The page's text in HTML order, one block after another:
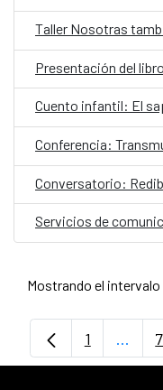
Taller Nosotras
Presentación del
Conferencia:
Conversatorio:
Mostrando el
Página
1 ... 7